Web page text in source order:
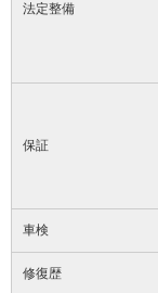
法定整備
保証
車検
修復歴